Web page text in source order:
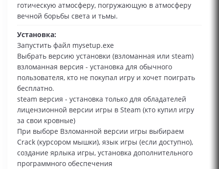
готическую атмосферу, погружающую в атмосферу
вечной борьбы света и тьмы.
Установка:
Запустить файл mysetup.exe
Выбрать версию установки (взломанная или steam)
взломанная версия - установка для обычного
пользователя, кто не покупал игру и хочет поиграть
бесплатно.
steam версия - установка только для обладателей
лицензионной версии игры в Steam (кто купил игру
за свои кровные)
При выборе Взломанной версии игры выбираем
Сrack (курсором мышки), язык игры (если доступно),
создание ярлыка игры, установка дополнительного
программного обеспечения